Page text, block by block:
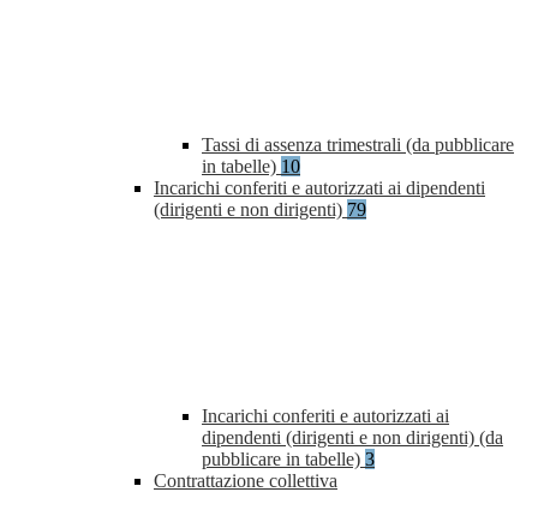
Tassi di assenza trimestrali (da pubblicare
in tabelle) 10
Incarichi conferiti e autorizzati ai dipendenti
(dirigenti e non dirigenti) 79
Incarichi conferiti e autorizzati ai
dipendenti (dirigenti e non dirigenti) (da
pubblicare in tabelle) 3
Contrattazione collettiva